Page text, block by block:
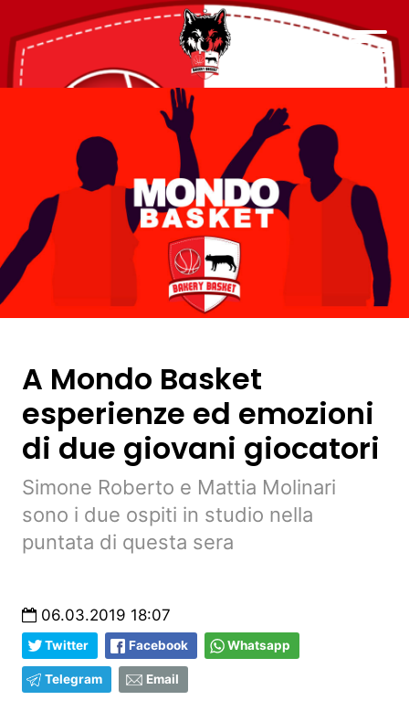
A Mondo Basket
esperienze ed emozioni
di due giovani giocatori
Simone Roberto e Mattia Molinari
sono i due ospiti in studio nella
puntata di questa sera
06.03.2019 18:07
Twitter Facebook Whatsapp
Telegram Email